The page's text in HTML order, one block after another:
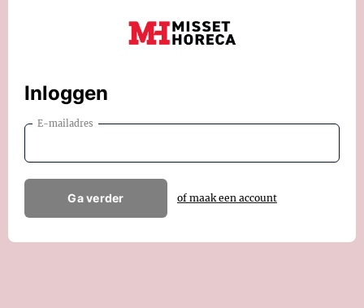
Inloggen
E-mailadres
Ga verder of maak een account